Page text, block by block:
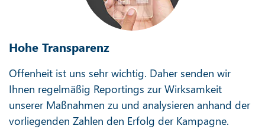
Hohe Transparenz
Offenheit ist uns sehr wichtig. Daher senden wir
Ihnen regelmäßig Reportings zur Wirksamkeit
unserer Maßnahmen zu und analysieren anhand der
vorliegenden Zahlen den Erfolg der Kampagne.